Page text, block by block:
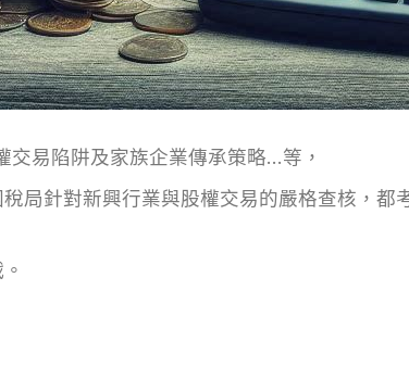
交易陷阱及家族企業傳承策略…等，
局針對新興行業與股權交易的嚴格查核，都